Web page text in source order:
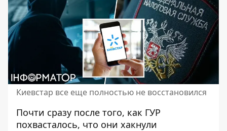
Киевстар все еще полностью не восстановился
Почти сразу после того, как ГУР
похвасталось, что они хакнули